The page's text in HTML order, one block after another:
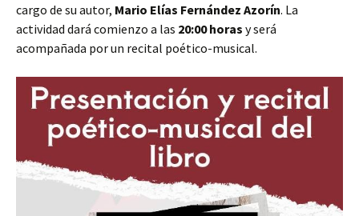
cargo de su autor, Mario Elías Fernández Azorín. La
actividad dará comienzo a las 20:00 horas y será
acompañada por un recital poético-musical.